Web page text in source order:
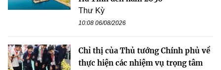
Thư Kỳ
10:08 06/08/2026
Chỉ thị của Thủ tướng Chính phủ về
thực hiện các nhiệm vụ trọng tâm